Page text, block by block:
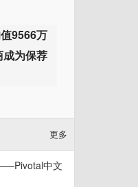
9566万
成为保荐
更多
中文